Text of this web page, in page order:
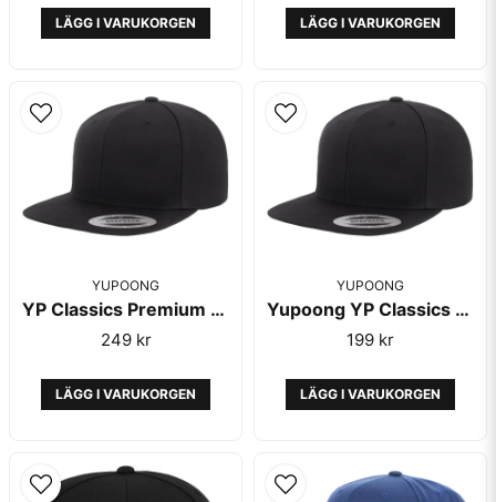
Skicka fråga
LÄGG I VARUKORGEN LÄGG I VARUKORGEN
YUPOONG
YP Classics Premium Organic Cotton Black 6089 - Yupoong
249 kr
LÄGG I VARUKORGEN
YUPOONG
Yupoong YP Classics Premium Black
199 kr
LÄGG I VARUKORGEN